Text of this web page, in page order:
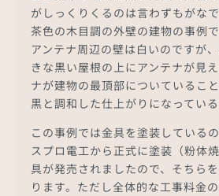
がしっくりくるのは言わずもがな
茶色の木目調の外壁の建物の事例で
アンテナ周辺の壁は白いのですが
きな黒い屋根の上にアンテナが見
ナが建物の最頂部についているこ
黒と調和した仕上がりになっている
この事例では金具を塗装している
スプロ電工から正式に塗装（粉体
具が発売されましたので、そちら
ります。ただし全体的な工事料金の